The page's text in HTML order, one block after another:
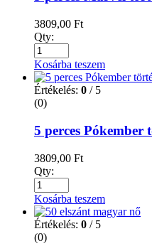
3809,00 Ft
Qty:
Kosárba teszem
Értékelés: 0 / 5
(0)
5 perces Pókember
3809,00 Ft
Qty:
Kosárba teszem
Értékelés: 0 / 5
(0)